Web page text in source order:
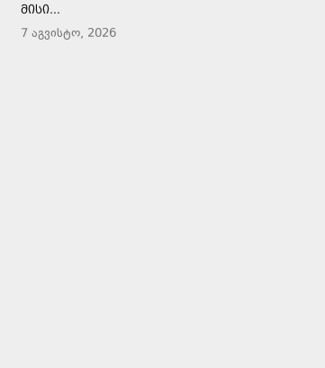
ᲛᲘᲡᲘ...
7 აგვისტო, 2026